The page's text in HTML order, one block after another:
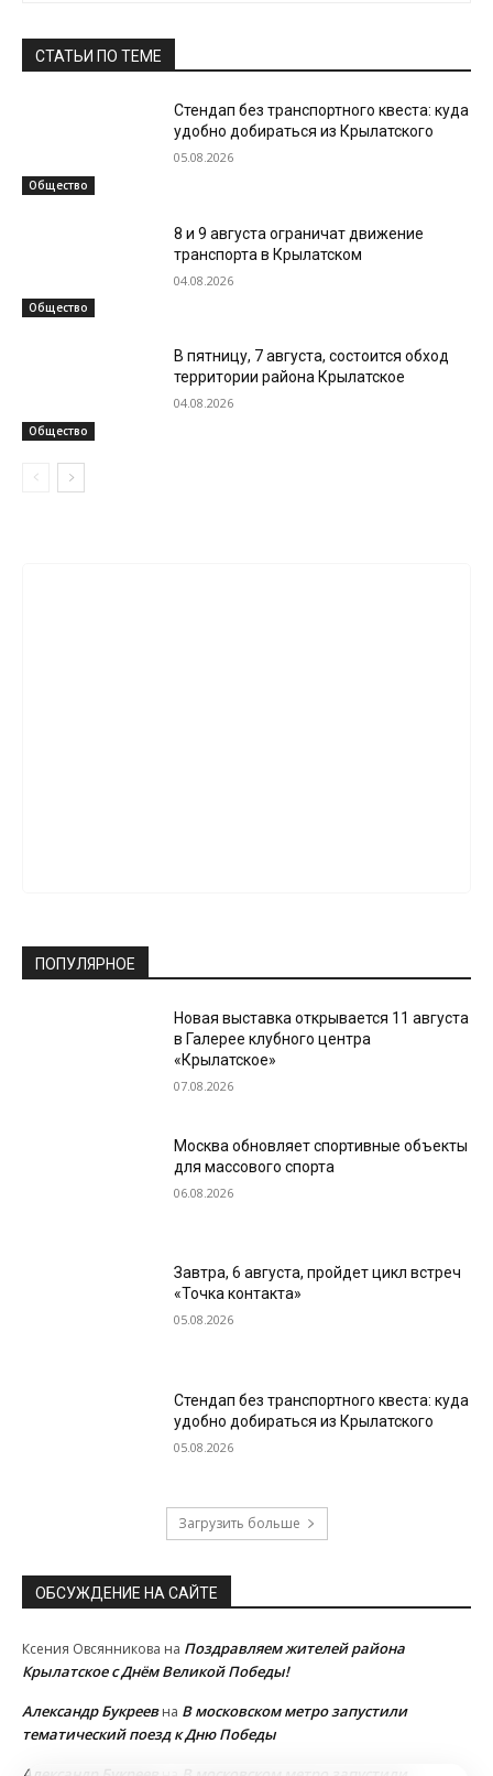
СТАТЬИ ПО ТЕМЕ
Общество
Стендап без транспортного квеста: куда
удобно добираться из Крылатского
05.08.2026
Общество
8 и 9 августа ограничат движение
транспорта в Крылатском
04.08.2026
Общество
В пятницу, 7 августа, состоится обход
территории района Крылатское
04.08.2026
ПОПУЛЯРНОЕ
Новая выставка открывается 11 августа
в Галерее клубного центра
«Крылатское»
07.08.2026
Москва обновляет спортивные объекты
для массового спорта
06.08.2026
Завтра, 6 августа, пройдет цикл встреч
«Точка контакта»
05.08.2026
Стендап без транспортного квеста: куда
удобно добираться из Крылатского
05.08.2026
Загрузить больше
ОБСУЖДЕНИЕ НА САЙТЕ
Ксения Овсянникова на Поздравляем жителей района
Крылатское с Днём Великой Победы!
Александр Букреевна В московском метро запустили
тематический поезд к Дню Победы